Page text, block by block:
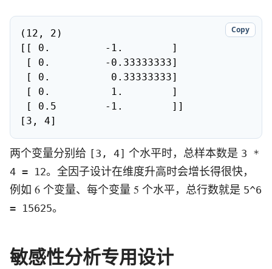
(12, 2)
[[ 0.         -1.        ]
[3, 4]
Copy
两个变量分别给 [3, 4] 个水平时，总样本数是 3 *
4 = 12。全因子设计在维度升高时会增长得很快，
例如 6 个变量、每个变量 5 个水平，总行数就是 5^6
= 15625。
敏感性分析专用设计